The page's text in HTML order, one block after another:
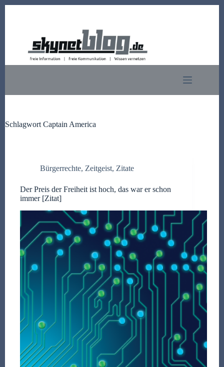
Schlagwort Captain America
Bürgerrechte, Zeitgeist, Zitate
Der Preis der Freiheit ist hoch, das war er schon
immer [Zitat]